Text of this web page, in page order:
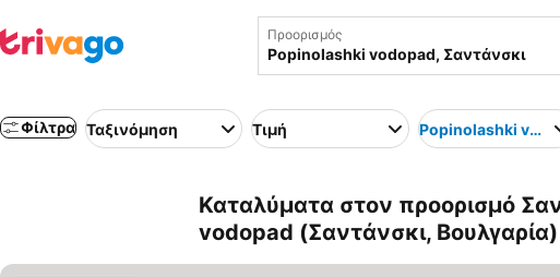
Προορισμός
Φίλτρα Ταξινόμηση Τιμή Popinolashki
Καταλύματα στον προορισμό
vodopad (Σαντάνσκι, Βουλγαρία)